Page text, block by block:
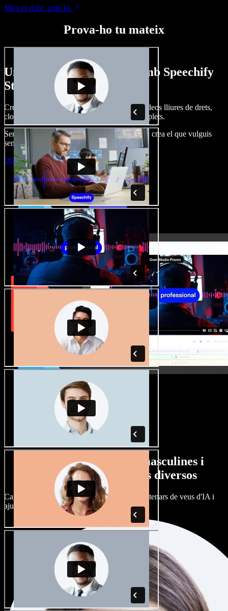
Mira el dobl. amb IA
Prova-ho tu mateix
Un tastet del que pots fer amb Speechify
Studio.
Crea dobl. de veu, afegeix imatges, àudio, vídeos lliures de drets,
clona veus i munta projectes multimèdia complets.
Sense corba d’aprenentatge, tot al navegador: crea el que vulguis
sense els límits de sempre.
Obre l'Studio
Gran varietat de veus masculines i
femenines amb accents diversos
Cap projecte ha de sonar igual. Tria entre centenars de veus d'IA i
ajusta'n l’accent.